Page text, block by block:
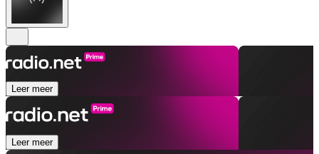
Leer meer
Leer meer